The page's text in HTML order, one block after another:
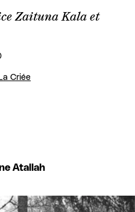
Zaituna Kala et
Criée
Atallah